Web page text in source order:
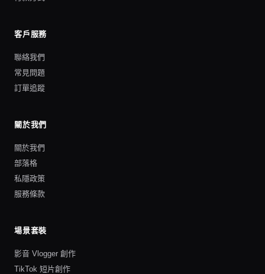
客戶服務
聯絡我們
常見問題
訂單追蹤
關於我們
關於我們
部落格
私隱政策
服務條款
場景套裝
影音 Vlogger 創作
TikTok 短片創作